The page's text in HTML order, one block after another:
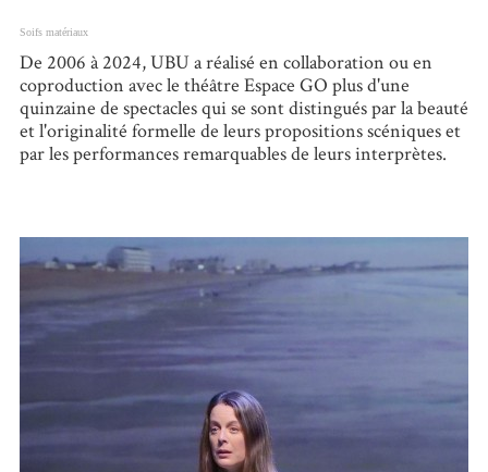
Soifs matériaux
De 2006 à 2024, UBU a réalisé en collaboration ou en
coproduction avec le théâtre Espace GO plus d'une
quinzaine de spectacles qui se sont distingués par la beauté
et l'originalité formelle de leurs propositions scéniques et
par les performances remarquables de leurs interprètes.